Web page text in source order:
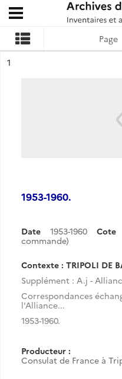
Archives
Ouvrir le menu déroulant
Page
n°
1
1953-1960.
Date 1953-1960 Cote
commande)
Contexte : TRIPOLI DE
Supplément : A.j -
Correspondances
l'Alliance...
1953-1960.
Producteur :
Consulat de France à